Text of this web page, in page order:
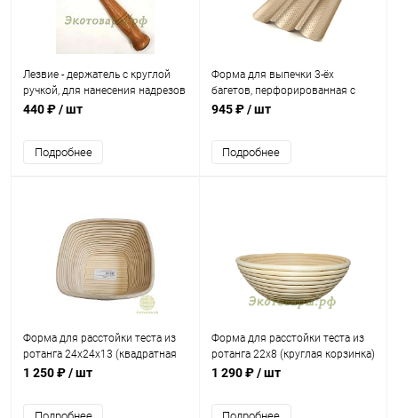
Лезвие - держатель с круглой
ручкой, для нанесения надрезов
(сосна, сталь) +5 лезвий
440 ₽/ шт
Подробнее
Форма для выпечки 3-ёх
багетов, перфорированная с
антипригарным покрытием (24
945 ₽/ шт
Подробнее
Форма для расстойки теста из
ротанга 24х24х13 (квадратная
корзинка)
1 250 ₽/ шт
Форма для расстойки теста из
ротанга 22х8 (круглая корзинка)
1 290 ₽/ шт